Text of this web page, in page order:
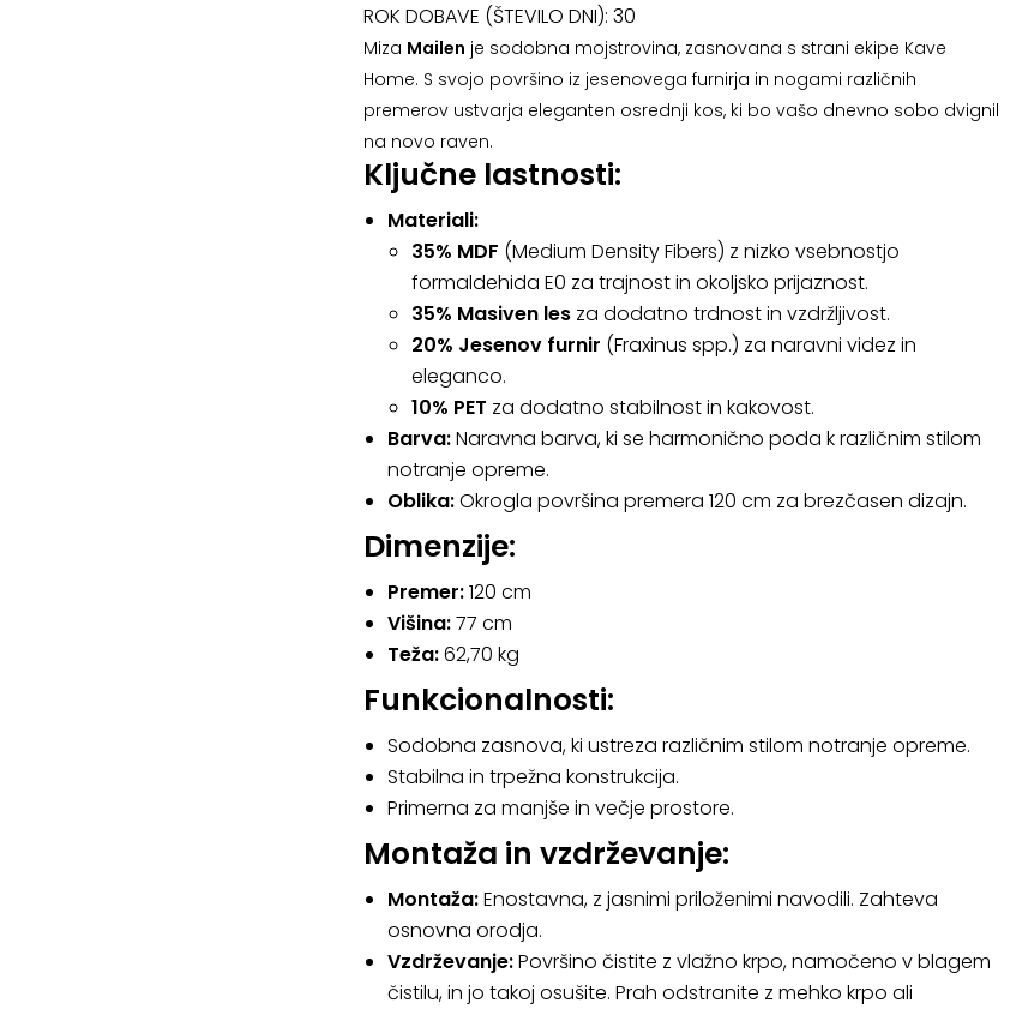
ROK DOBAVE (ŠTEVILO DNI): 30
Miza Mailen je sodobna mojstrovina, zasnovana s strani ekipe Kave
Home. S svojo površino iz jesenovega furnirja in nogami različnih
premerov ustvarja eleganten osrednji kos, ki bo vašo dnevno sobo dvignil
na novo raven.
Ključne lastnosti:
Materiali:
35% MDF (Medium Density Fibers) z nizko vsebnostjo
formaldehida E0 za trajnost in okoljsko prijaznost.
35% Masiven lesza dodatno trdnost in vzdržljivost.
20% Jesenov furnir (Fraxinus spp.) za naravni videz in
eleganco.
10% PET za dodatno stabilnost in kakovost.
Barva:Naravna barva, ki se harmonično poda k različnim stilom
notranje opreme.
Oblika:Okrogla površina premera 120 cm za brezčasen dizajn.
Dimenzije:
Premer:120 cm
Višina:77 cm
Teža:62,70 kg
Funkcionalnosti:
Sodobna zasnova, ki ustreza različnim stilom notranje opreme.
Stabilna in trpežna konstrukcija.
Primerna za manjše in večje prostore.
Montaža in vzdrževanje:
Montaža:Enostavna, z jasnimi priloženimi navodili. Zahteva
osnovna orodja.
Vzdrževanje:Površino čistite z vlažno krpo, namočeno v blagem
čistilu, in jo takoj osušite. Prah odstranite z mehko krpo ali